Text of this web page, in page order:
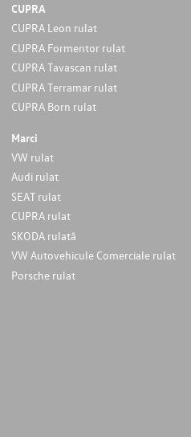
CUPRA
CUPRA Leon rulat
CUPRA Formentor rulat
CUPRA Tavascan rulat
CUPRA Terramar rulat
CUPRA Born rulat
Marci
VW rulat
Audi rulat
SEAT rulat
CUPRA rulat
SKODA rulată
VW Autovehicule Comerciale rulat
Porsche rulat